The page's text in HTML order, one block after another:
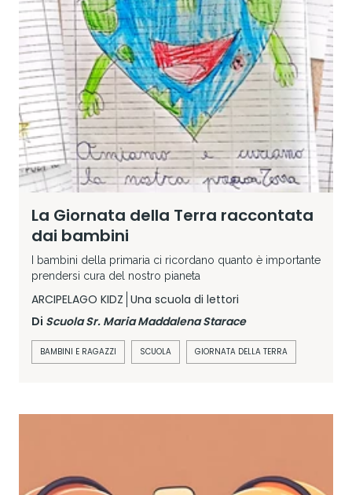
La Giornata della Terra raccontata
dai bambini
I bambini della primaria ci ricordano quanto è importante
prendersi cura del nostro pianeta
ARCIPELAGO KIDZ Una scuola di lettori
Di Scuola Sr. Maria Maddalena Starace
BAMBINI E RAGAZZI SCUOLA GIORNATA DELLA TERRA